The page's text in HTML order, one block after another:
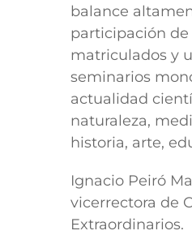
balance
participación
matriculados y
seminarios
actualidad
naturaleza,
historia, arte,
Ignacio Peiró
vicerrectora de
Extraordinarios.